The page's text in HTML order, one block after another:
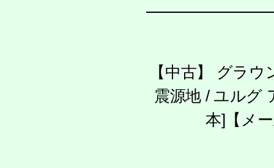
【中古】 グラ
震源地 / ユルグ
本]【メ